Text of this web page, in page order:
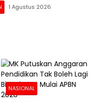
1 Agustus 2026
NASIONAL